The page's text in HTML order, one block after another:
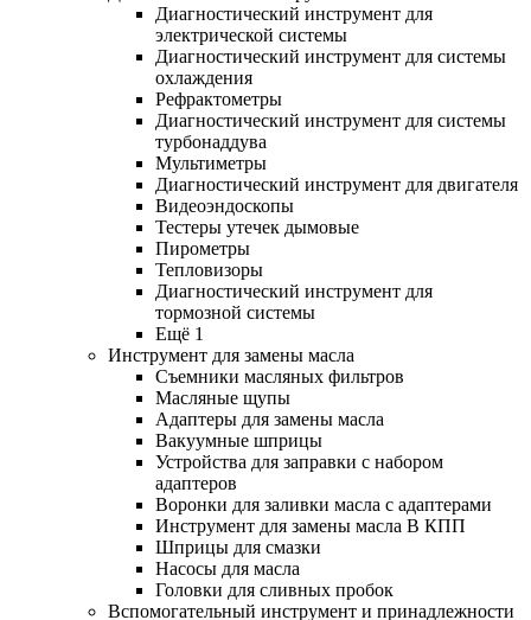
Диагностический инструмент для
электрической системы
Диагностический инструмент для системы
охлаждения
Рефрактометры
Диагностический инструмент для системы
турбонаддува
Мультиметры
Диагностический инструмент для двигателя
Видеоэндоскопы
Тестеры утечек дымовые
Пирометры
Тепловизоры
Диагностический инструмент для
тормозной системы
Ещё 1
Инструмент для замены масла
Съемники масляных фильтров
Масляные щупы
Адаптеры для замены масла
Вакуумные шприцы
Устройства для заправки с набором
адаптеров
Воронки для заливки масла с адаптерами
Инструмент для замены масла В КПП
Шприцы для смазки
Насосы для масла
Головки для сливных пробок
Вспомогательный инструмент и принадлежности